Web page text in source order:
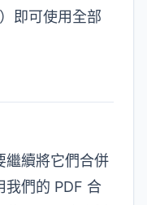
即可使用全部
繼續將它們合併
我們的 PDF 合